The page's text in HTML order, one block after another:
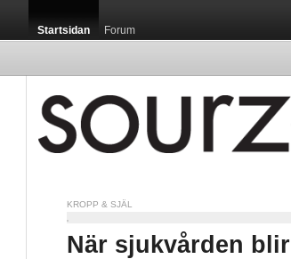
Startsidan Forum
KROPP & SJÄL
När sjukvården